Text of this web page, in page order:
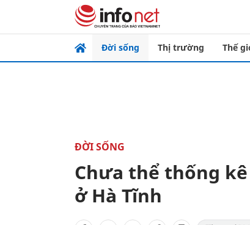
Đời sống Thị trường Thế
ĐỜI SỐNG
Chưa thể thống
ở Hà Tĩnh